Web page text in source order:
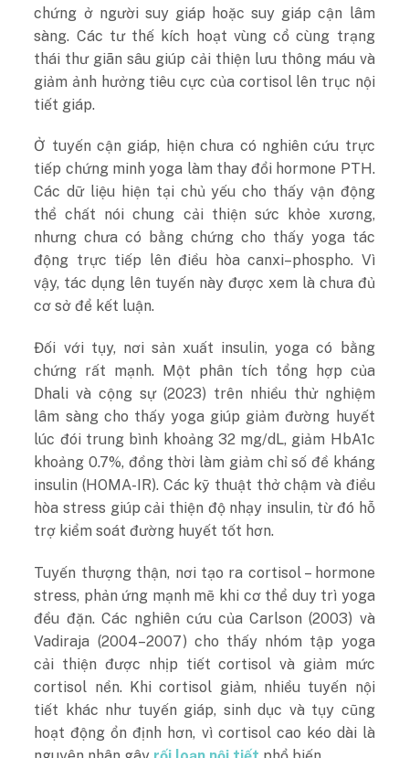
chứng ở người suy giáp hoặc suy giáp cận lâm
sàng. Các tư thế kích hoạt vùng cổ cùng trạng
thái thư giãn sâu giúp cải thiện lưu thông máu và
giảm ảnh hưởng tiêu cực của cortisol lên trục nội
tiết giáp.
Ở tuyến cận giáp, hiện chưa có nghiên cứu trực
tiếp chứng minh yoga làm thay đổi hormone PTH.
Các dữ liệu hiện tại chủ yếu cho thấy vận động
thể chất nói chung cải thiện sức khỏe xương,
nhưng chưa có bằng chứng cho thấy yoga tác
động trực tiếp lên điều hòa canxi–phospho. Vì
vậy, tác dụng lên tuyến này được xem là chưa đủ
cơ sở để kết luận.
Đối với tụy, nơi sản xuất insulin, yoga có bằng
chứng rất mạnh. Một phân tích tổng hợp của
Dhali và cộng sự (2023) trên nhiều thử nghiệm
lâm sàng cho thấy yoga giúp giảm đường huyết
lúc đói trung bình khoảng 32 mg/dL, giảm HbA1c
khoảng 0.7%, đồng thời làm giảm chỉ số đề kháng
insulin (HOMA-IR). Các kỹ thuật thở chậm và điều
hòa stress giúp cải thiện độ nhạy insulin, từ đó hỗ
trợ kiểm soát đường huyết tốt hơn.
Tuyến thượng thận, nơi tạo ra cortisol – hormone
stress, phản ứng mạnh mẽ khi cơ thể duy trì yoga
đều đặn. Các nghiên cứu của Carlson (2003) và
Vadiraja (2004–2007) cho thấy nhóm tập yoga
cải thiện được nhịp tiết cortisol và giảm mức
cortisol nền. Khi cortisol giảm, nhiều tuyến nội
tiết khác như tuyến giáp, sinh dục và tụy cũng
hoạt động ổn định hơn, vì cortisol cao kéo dài là